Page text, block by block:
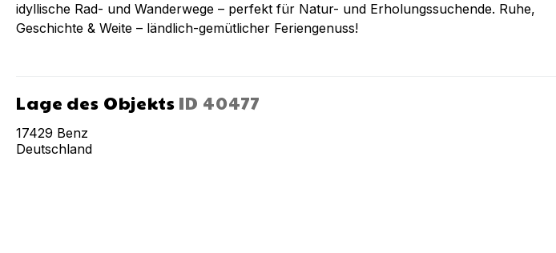
idyllische Rad- und Wanderwege – perfekt für Natur- und Erholungssuchende. Ruhe,
Geschichte & Weite – ländlich-gemütlicher Feriengenuss!
Lage des Objekts ID 40477
17429 Benz
Deutschland